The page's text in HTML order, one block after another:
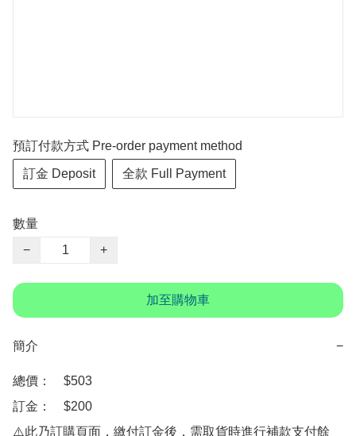
預訂付款方式 Pre-order payment method
訂金 Deposit 全款 Full Payment
數量
−
+
加至購物車
簡介 −
總價：　$503
訂金：　$200
⚠️此乃訂購頁面，繳付訂金後，需取貨時進行補款支付餘